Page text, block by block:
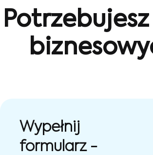
Potrzebujesz
Wypełnij
formularz -